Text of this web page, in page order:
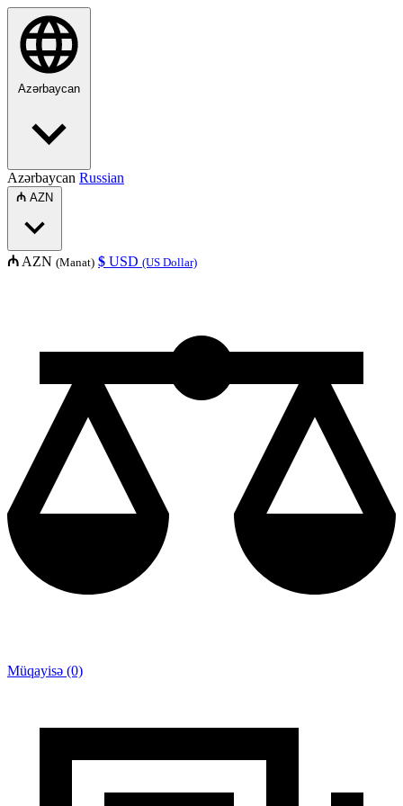
Azərbaycan
Azərbaycan Russian
₼ AZN
₼ AZN (Manat) $ USD (US Dollar)
Müqayisə (0)